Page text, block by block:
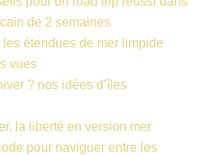
de 2 semaines
étendues de mer limpide
vues
? nos idées d’îles
la liberté en version mer
pour naviguer entre les